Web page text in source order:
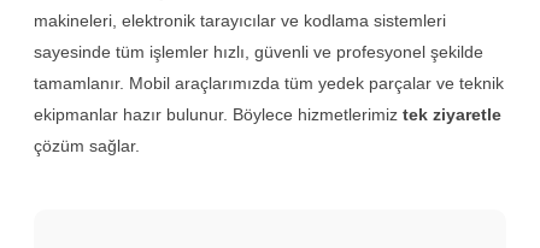
makineleri, elektronik tarayıcılar ve kodlama sistemleri
sayesinde tüm işlemler hızlı, güvenli ve profesyonel şekilde
tamamlanır. Mobil araçlarımızda tüm yedek parçalar ve teknik
ekipmanlar hazır bulunur. Böylece hizmetlerimiz tek ziyaretle
çözüm sağlar.